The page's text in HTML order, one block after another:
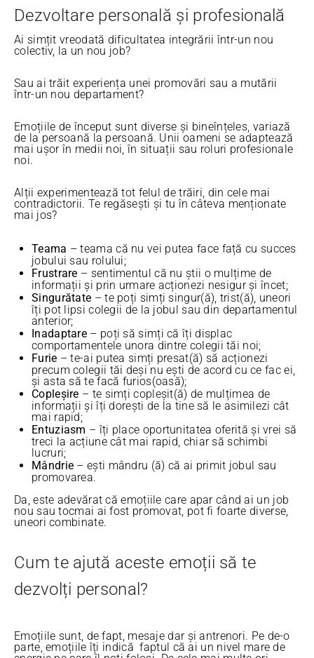
Dezvoltare personală și profesională
Ai simțit vreodată dificultatea integrării într-un nou
colectiv, la un nou job?
Sau ai trăit experiența unei promovări sau a mutării
într-un nou departament?
Emoțiile de început sunt diverse și bineînțeles, variază
de la persoană la persoană. Unii oameni se adaptează
mai ușor în medii noi, în situații sau roluri profesionale
noi.
Alții experimentează tot felul de trăiri, din cele mai
contradictorii. Te regăsești și tu în câteva menționate
mai jos?
Teama – teama că nu vei putea face față cu succes
jobului sau rolului;
Frustrare – sentimentul că nu știi o mulțime de
informații și prin urmare acționezi nesigur și încet;
Singurătate – te poți simți singur(ă), trist(ă), uneori
îți pot lipsi colegii de la jobul sau din departamentul
anterior;
Inadaptare – poți să simți că îți displac
comportamentele unora dintre colegii tăi noi;
Furie – te-ai putea simți presat(ă) să acționezi
precum colegii tăi deși nu ești de acord cu ce fac ei,
și asta să te facă furios(oasă);
Copleșire – te simți copleșit(ă) de mulțimea de
informații și îți dorești de la tine să le asimilezi cât
mai rapid;
Entuziasm – îți place oportunitatea oferită și vrei să
treci la acțiune cât mai rapid, chiar să schimbi
lucruri;
Mândrie – ești mândru (ă) că ai primit jobul sau
promovarea.
Da, este adevărat că emoțiile care apar când ai un job
nou sau tocmai ai fost promovat, pot fi foarte diverse,
uneori combinate.
Cum te ajută aceste emoții să te
dezvolți personal?
Emoțiile sunt, de fapt, mesaje dar și antrenori. Pe de-o
parte, emoțiile îți indică faptul că ai un nivel mare de